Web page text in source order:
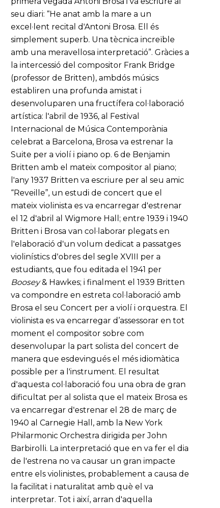
seu diari: “He anat amb la mare a un
excel·lent recital d'Antoni Brosa. Ell és
simplement superb. Una tècnica increïble
amb una meravellosa interpretació”. Gràcies a
la intercessió del compositor Frank Bridge
(professor de Britten), ambdós músics
establiren una profunda amistat i
desenvoluparen una fructífera col·laboració
artística: l'abril de 1936, al Festival
Internacional de Música Contemporània
celebrat a Barcelona, Brosa va estrenar la
Suite per a violí i piano op. 6 de Benjamin
Britten amb el mateix compositor al piano;
l'any 1937 Britten va escriure per al seu amic
“Reveille”, un estudi de concert que el
mateix violinista es va encarregar d'estrenar
el 12 d'abril al Wigmore Hall; entre 1939 i 1940
Britten i Brosa van col·laborar plegats en
l'elaboració d'un volum dedicat a passatges
violinístics d'obres del segle XVIII per a
estudiants, que fou editada el 1941 per
Boosey& Hawkes; i finalment el 1939 Britten
va compondre en estreta col·laboració amb
Brosa el seu Concert per a violí i orquestra. El
violinista es va encarregar d’assessorar en tot
moment el compositor sobre com
desenvolupar la part solista del concert de
manera que esdevingués el més idiomàtica
possible per a l'instrument. El resultat
d'aquesta col·laboració fou una obra de gran
dificultat per al solista que el mateix Brosa es
va encarregar d'estrenar el 28 de març de
1940 al Carnegie Hall, amb la New York
Philarmonic Orchestra dirigida per John
Barbirolli. La interpretació que en va fer el dia
de l'estrena no va causar un gran impacte
entre els violinistes, probablement a causa de
la facilitat i naturalitat amb què el va
interpretar. Tot i així, arran d'aquella